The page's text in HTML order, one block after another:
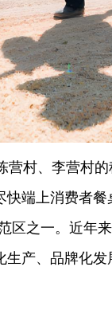
村、李营村
端上消费者
区之一。近年
产、品牌化